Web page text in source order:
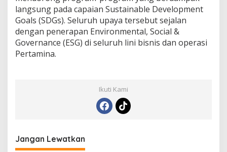
langsung pada capaian Sustainable Development
Goals (SDGs). Seluruh upaya tersebut sejalan
dengan penerapan Environmental, Social &
Governance (ESG) di seluruh lini bisnis dan operasi
Pertamina.
Ikuti Kami
Jangan Lewatkan